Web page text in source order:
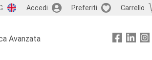
Accedi Preferiti Carrello
Avanzata